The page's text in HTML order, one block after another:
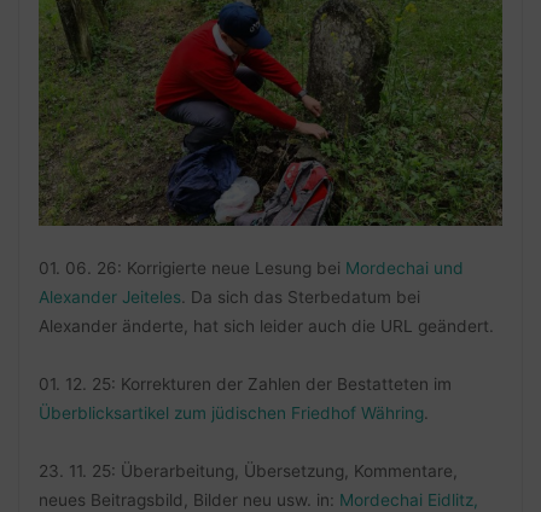
01. 06. 26: Korrigierte neue Lesung bei Mordechai und
Alexander Jeiteles. Da sich das Sterbedatum bei
Alexander änderte, hat sich leider auch die URL geändert.
01. 12. 25: Korrekturen der Zahlen der Bestatteten im
Überblicksartikel zum jüdischen Friedhof Währing.
23. 11. 25: Überarbeitung, Übersetzung, Kommentare,
neues Beitragsbild, Bilder neu usw. in: Mordechai Eidlitz,